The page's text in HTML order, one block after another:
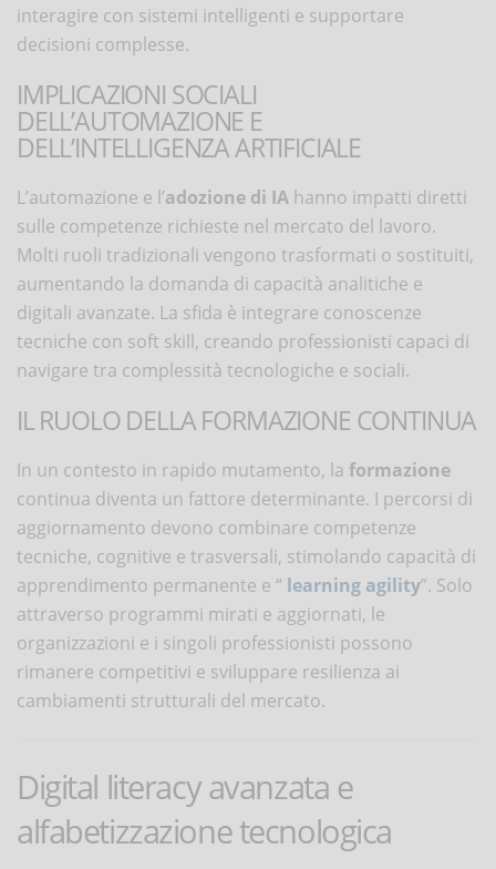
interagire con sistemi intelligenti e supportare
decisioni complesse.
IMPLICAZIONI SOCIALI
DELL’AUTOMAZIONE E
DELL’INTELLIGENZA ARTIFICIALE
L’automazione e l’adozione di IA hanno impatti diretti
sulle competenze richieste nel mercato del lavoro.
Molti ruoli tradizionali vengono trasformati o sostituiti,
aumentando la domanda di capacità analitiche e
digitali avanzate. La sfida è integrare conoscenze
tecniche con soft skill, creando professionisti capaci di
navigare tra complessità tecnologiche e sociali.
IL RUOLO DELLA FORMAZIONE CONTINUA
In un contesto in rapido mutamento, la formazione
continua diventa un fattore determinante. I percorsi di
aggiornamento devono combinare competenze
tecniche, cognitive e trasversali, stimolando capacità di
apprendimento permanente e “ learning agility”. Solo
attraverso programmi mirati e aggiornati, le
organizzazioni e i singoli professionisti possono
rimanere competitivi e sviluppare resilienza ai
cambiamenti strutturali del mercato.
Digital literacy avanzata e
alfabetizzazione tecnologica